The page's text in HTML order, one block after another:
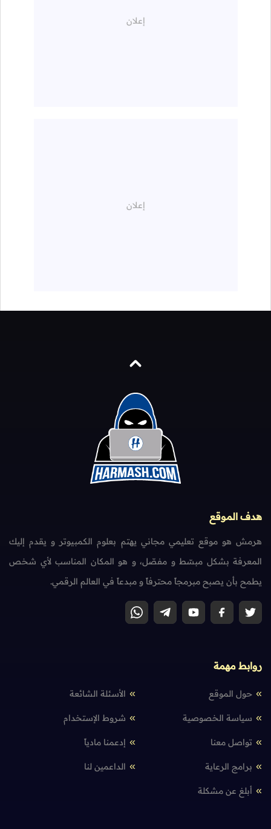
هدف الموقع
هرمش هو موقع تعليمي مجاني يهتم بعلوم الكمبيوتر و يقدم إليك
المعرفة بشكل مبسّط و مفصّل، و هو المكان المناسب لأي شخص
يطمح بأن يصبح مبرمجاً محترفاً و مبدعاً في العالم الرقمي.
روابط مهمة
حول الموقع الأسئلة الشائعة
سياسة الخصوصية شروط الإستخدام
تواصل معنا إدعمنا مادياً
برامج الرعاية الداعمين لنا
أبلغ عن مشكلة